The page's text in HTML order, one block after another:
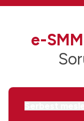
e-SMM